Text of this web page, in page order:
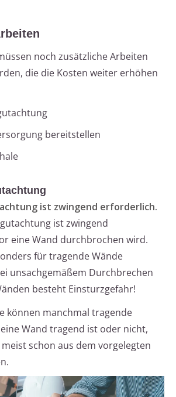
noch zusätzliche Arbeiten
die die Kosten weiter erhöhen
bereitstellen
ist zwingend erforderlich.
ist zwingend
eine Wand durchbrochen wird.
für tragende Wände
unsachgemäßem Durchbrechen
besteht Einsturzgefahr!
können manchmal tragende
Wand tragend ist oder nicht,
schon aus dem vorgelegten